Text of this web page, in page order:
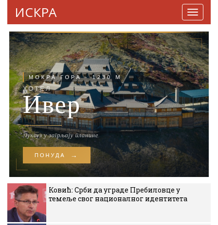
ИСКРА
Ковић: Срби да уграде Пребиловце у
темеље свог националног идентитета